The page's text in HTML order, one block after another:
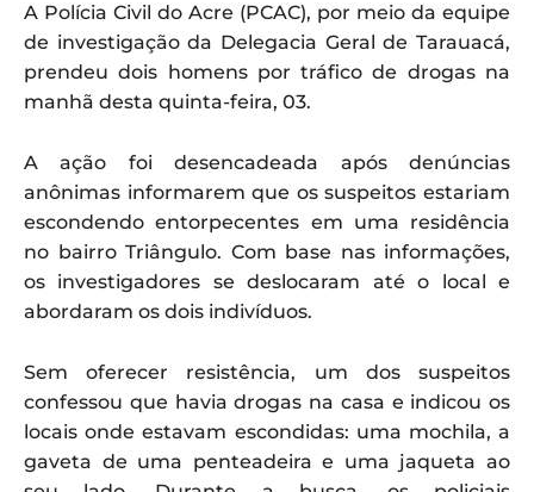
A Polícia Civil do Acre (PCAC), por meio da equipe
de investigação da Delegacia Geral de Tarauacá,
prendeu dois homens por tráfico de drogas na
manhã desta quinta-feira, 03.
A ação foi desencadeada após denúncias
anônimas informarem que os suspeitos estariam
escondendo entorpecentes em uma residência
no bairro Triângulo. Com base nas informações,
os investigadores se deslocaram até o local e
abordaram os dois indivíduos.
Sem oferecer resistência, um dos suspeitos
confessou que havia drogas na casa e indicou os
locais onde estavam escondidas: uma mochila, a
gaveta de uma penteadeira e uma jaqueta ao